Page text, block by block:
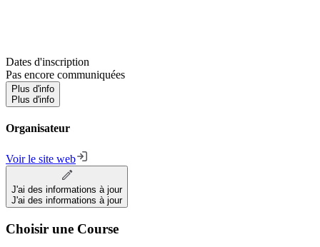
Dates d'inscription
Pas encore communiquées
Plus d'info
Plus d'info
Organisateur
Voir le site web
J'ai des informations à jour
J'ai des informations à jour
Choisir une Course